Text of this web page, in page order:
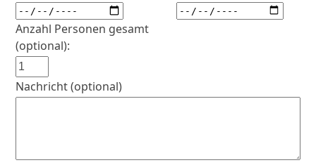
Anzahl Personen gesamt
(optional):
Nachricht (optional)